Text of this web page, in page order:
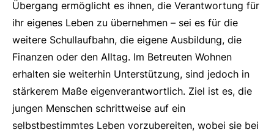
Übergang ermöglicht es ihnen, die Verantwortung für
ihr eigenes Leben zu übernehmen – sei es für die
weitere Schullaufbahn, die eigene Ausbildung, die
Finanzen oder den Alltag. Im Betreuten Wohnen
erhalten sie weiterhin Unterstützung, sind jedoch in
stärkerem Maße eigenverantwortlich. Ziel ist es, die
jungen Menschen schrittweise auf ein
selbstbestimmtes Leben vorzubereiten, wobei sie bei